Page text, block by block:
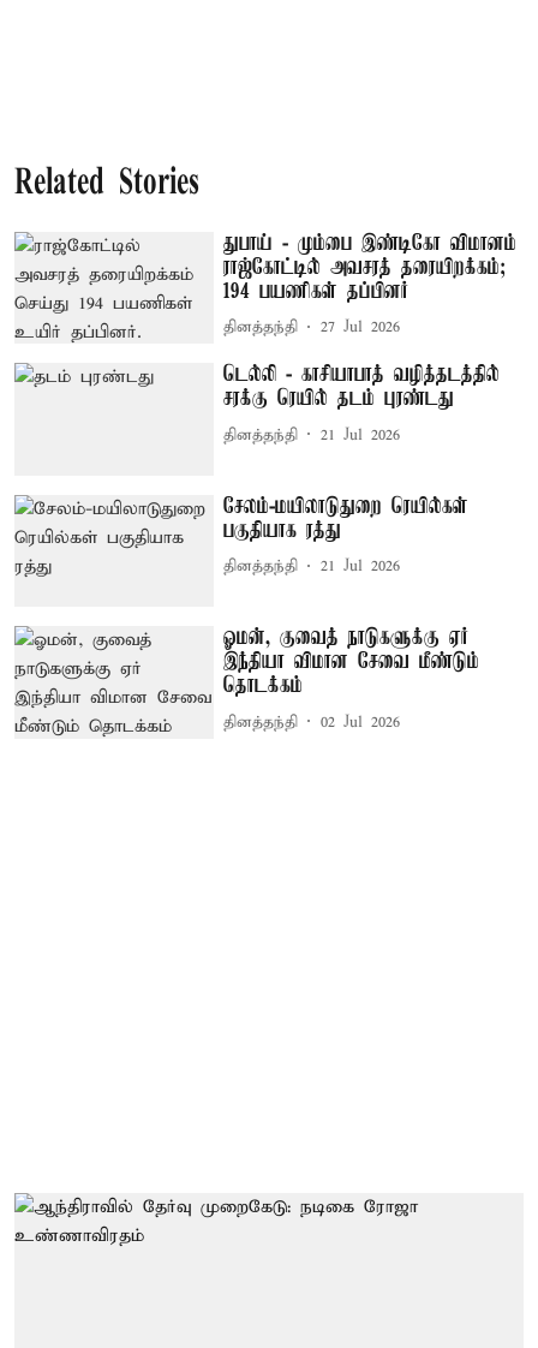
Related Stories
துபாய் - மும்பை இண்டிகோ விமானம்
ராஜ்கோட்டில் அவசரத் தரையிறக்கம்;
194 பயணிகள் தப்பினர்
தினத்தந்தி 27 Jul 2026
டெல்லி - காசியாபாத் வழித்தடத்தில்
சரக்கு ரெயில் தடம் புரண்டது
தினத்தந்தி 21 Jul 2026
சேலம்-மயிலாடுதுறை ரெயில்கள்
பகுதியாக ரத்து
தினத்தந்தி 21 Jul 2026
ஓமன், குவைத் நாடுகளுக்கு ஏர்
இந்தியா விமான சேவை மீண்டும்
தொடக்கம்
தினத்தந்தி 02 Jul 2026